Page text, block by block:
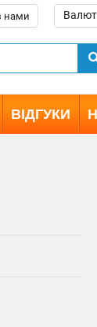
нами
ВІДГУКИ